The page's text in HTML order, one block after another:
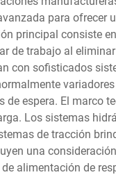
para
principal consiste
de trabajo al
con sofisticados
espera. El marco
Los sistemas
de tracción
una
alimentación de